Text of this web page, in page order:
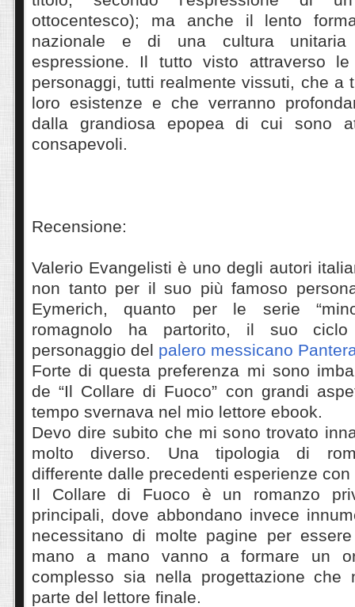
ottocentesco); ma anche il lento
nazionale e di una cultura
espressione. Il tutto visto attraverso
personaggi, tutti realmente vissuti, che a
loro esistenze e che verranno
dalla grandiosa epopea di cui sono
consapevoli.
Recensione:
Valerio Evangelisti è uno degli autori
non tanto per il suo più famoso
Eymerich, quanto per le serie
romagnolo ha partorito, il suo
personaggio del palero messicano
Forte di questa preferenza mi sono
de “Il Collare di Fuoco” con grandi
tempo svernava nel mio lettore ebook.
Devo dire subito che mi sono trovato
molto diverso. Una tipologia di
differente dalle precedenti esperienze
Il Collare di Fuoco è un romanzo
principali, dove abbondano invece
necessitano di molte pagine per
mano a mano vanno a formare un
complesso sia nella progettazione che
parte del lettore finale.